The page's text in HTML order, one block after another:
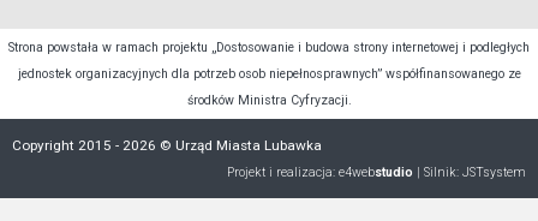
Strona powstała w ramach projektu „Dostosowanie i budowa strony internetowej i podległych
jednostek organizacyjnych dla potrzeb osob niepełnosprawnych” współfinansowanego ze
środków Ministra Cyfryzacji.
Copyright 2015 - 2026 © Urząd Miasta Lubawka
Projekt i realizacja: e4webstudio | Silnik: JSTsystem